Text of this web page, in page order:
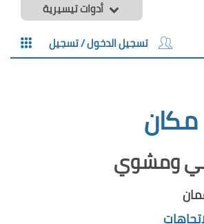
أدوات تيسيرية
تسجيل الدخول / تسجيل
ومشوي